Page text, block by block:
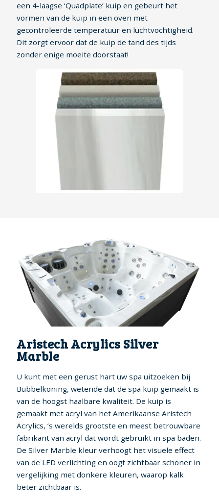
een 4-laagse ‘Quadplate’ kuip en gebeurt het
vormen van de kuip in een oven met
gecontroleerde temperatuur en luchtvochtigheid.
Dit zorgt ervoor dat de kuip de tand des tijds
zonder enige moeite doorstaat!
Aristech Acrylics Silver
Marble
U kunt met een gerust hart uw spa uitzoeken bij
Bubbelkoning, wetende dat de spa kuip gemaakt is
van de hoogst haalbare kwaliteit. De kuip is
gemaakt met acryl van het Amerikaanse Aristech
Acrylics, ’s werelds grootste en meest betrouwbare
fabrikant van acryl dat wordt gebruikt in spa baden.
De Silver Marble kleur verhoogt het visuele effect
van de LED verlichting en oogt zichtbaar schoner in
vergelijking met donkere kleuren, waarop kalk
beter zichtbaar is.